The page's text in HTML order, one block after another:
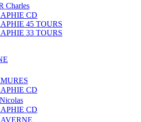
Charles
CD
45 TOURS
33 TOURS
CD
CD